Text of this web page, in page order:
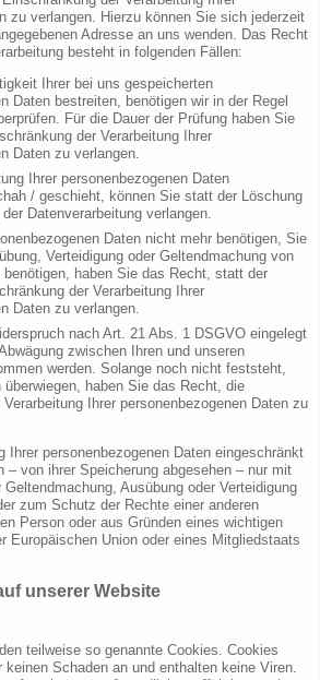
zu verlangen. Hierzu können Sie sich jederzeit
Adresse an uns wenden. Das Recht
besteht in folgenden Fällen:
Ihrer bei uns gespeicherten
Daten bestreiten, benötigen wir in der Regel
Für die Dauer der Prüfung haben Sie
der Verarbeitung Ihrer
Daten zu verlangen.
Ihrer personenbezogenen Daten
/ geschieht, können Sie statt der Löschung
Datenverarbeitung verlangen.
Daten nicht mehr benötigen, Sie
Verteidigung oder Geltendmachung von
benötigen, haben Sie das Recht, statt der
der Verarbeitung Ihrer
Daten zu verlangen.
nach Art. 21 Abs. 1 DSGVO eingelegt
zwischen Ihren und unseren
werden. Solange noch nicht feststeht,
haben Sie das Recht, die
Ihrer personenbezogenen Daten zu
Ihrer personenbezogenen Daten eingeschränkt
– von ihrer Speicherung abgesehen – nur mit
Geltendmachung, Ausübung oder Verteidigung
zum Schutz der Rechte einer anderen
Person oder aus Gründen eines wichtigen
Europäischen Union oder eines Mitgliedstaats
unserer Website
teilweise so genannte Cookies. Cookies
keinen Schaden an und enthalten keine Viren.